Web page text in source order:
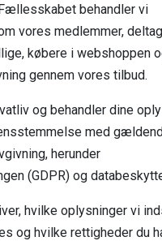
Fertilitet
Forskning
Fjernelse af livmoderen
Liv, identitet og relationer
Litteratur og links
Fællesskab og events
leder, arbejdsgiver eller HR
Jeg er kollega
Jeg er fagforening
Jeg er jobcenter
FAQ
Events
Erhvervssponsor
Om os
Nyheder
Medlemslogin
behandler vi
vores medlemmer,
købere i webshoppen
gennem vores tilbud.
og behandler dine
med
herunder
(GDPR) og
hvilke oplysninger vi
og hvilke rettigheder du